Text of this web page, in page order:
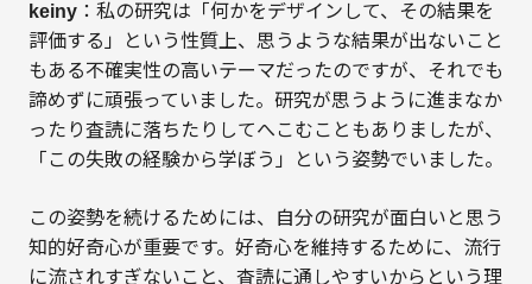
keiny：私の研究は「何かをデザインして、その結果を
評価する」という性質上、思うような結果が出ないこと
もある不確実性の高いテーマだったのですが、それでも
諦めずに頑張っていました。研究が思うように進まなか
ったり査読に落ちたりしてへこむこともありましたが、
「この失敗の経験から学ぼう」という姿勢でいました。
この姿勢を続けるためには、自分の研究が面白いと思う
知的好奇心が重要です。好奇心を維持するために、流行
に流されすぎないこと、査読に通しやすいからという理